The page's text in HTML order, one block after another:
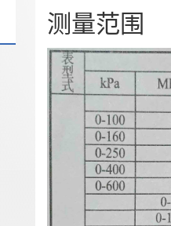
测量范围